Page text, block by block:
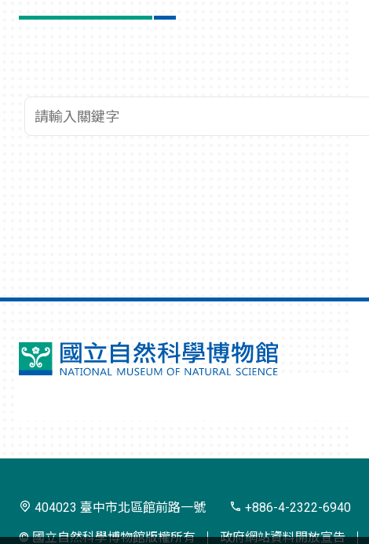
查詢關鍵字
國
404023 臺中市北區館前路一號 +886-4-2322-6940
© 國立自然科學博物館版權所有
政府網站資料開放宣告